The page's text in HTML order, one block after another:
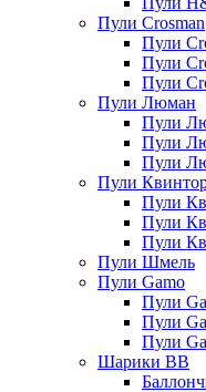
Пули Crosman
Пули
Пули
Пули
Пули Люман
Пули
Пули
Пули
Пули
Пули
Пули
Пули
Пули Шмель
Пули Gamo
Пули
Пули
Пули
Шарики BB